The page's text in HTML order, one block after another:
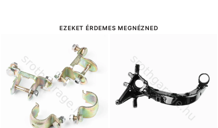
EZEKET ÉRDEMES MEGNÉZNED